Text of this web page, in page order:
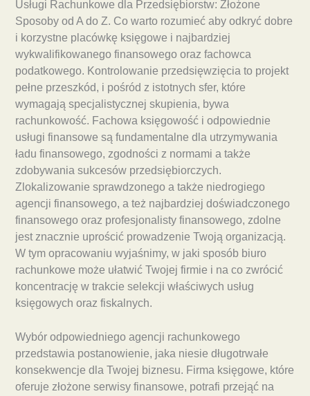
Usługi Rachunkowe dla Przedsiębiorstw: Złożone
Sposoby od A do Z. Co warto rozumieć aby odkryć dobre
i korzystne placówkę księgowe i najbardziej
wykwalifikowanego finansowego oraz fachowca
podatkowego. Kontrolowanie przedsięwzięcia to projekt
pełne przeszkód, i pośród z istotnych sfer, które
wymagają specjalistycznej skupienia, bywa
rachunkowość. Fachowa księgowość i odpowiednie
usługi finansowe są fundamentalne dla utrzymywania
ładu finansowego, zgodności z normami a także
zdobywania sukcesów przedsiębiorczych.
Zlokalizowanie sprawdzonego a także niedrogiego
agencji finansowego, a też najbardziej doświadczonego
finansowego oraz profesjonalisty finansowego, zdolne
jest znacznie uprościć prowadzenie Twoją organizacją.
W tym opracowaniu wyjaśnimy, w jaki sposób biuro
rachunkowe może ułatwić Twojej firmie i na co zwrócić
koncentrację w trakcie selekcji właściwych usług
księgowych oraz fiskalnych.
Wybór odpowiedniego agencji rachunkowego
przedstawia postanowienie, jaka niesie długotrwałe
konsekwencje dla Twojej biznesu. Firma księgowe, które
oferuje złożone serwisy finansowe, potrafi przejąć na